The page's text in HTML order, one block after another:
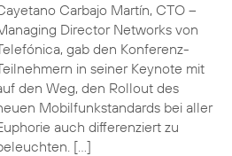
Carbajo Martín, CTO –
Director Networks von
gab den Konferenz-
in seiner Keynote mit
den Weg, den Rollout des
Mobilfunkstandards bei aller
auch differenziert zu
[…]